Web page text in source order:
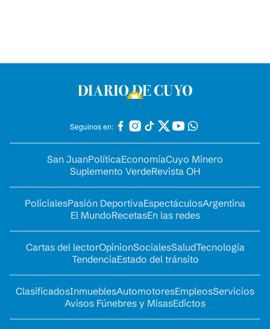
Seguinos en:
San JuanPolíticaEconomíaCuyo Minero
Suplemento VerdeRevista OH
PolicialesPasión DeportivaEspectáculosArgentina
El MundoRecetasEn las redes
Cartas del lectorOpinionSocialesSaludTecnología
TendenciaEstado del tránsito
ClasificadosInmueblesAutomotoresEmpleosServicios
Avisos Fúnebres y MisasEdictos